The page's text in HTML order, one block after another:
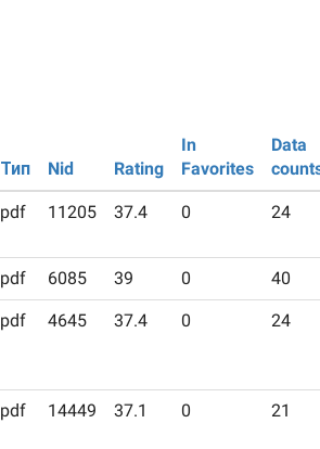
Тип Nid Rating
In
Favorites
Data
pdf 11205 37.4 0 24
pdf 6085 39 0 40
pdf 4645 37.4 0 24
pdf 14449 37.1 0 21